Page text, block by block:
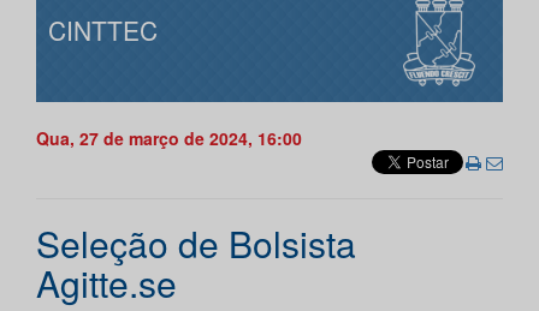
CINTTEC
Qua, 27 de março de 2024, 16:00
Seleção de Bolsista
Agitte.se